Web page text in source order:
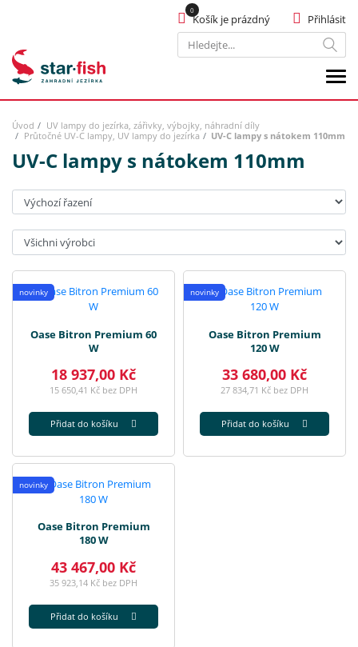
Hledat
Přihlásit
Košík je prázdný
Úvod
UV lampy do jezírka, zářivky, výbojky, náhradní díly
Průtočné UV-C lampy, UV lampy do jezírka
UV-C lampy s nátokem 110mm
UV-C lampy s nátokem 110mm
Seřadit:
Výrobci:
novinky
Oase Bitron Premium 60
W
18 937,00 Kč
15 650,41 Kč bez DPH
Přidat do košíku
novinky
Oase Bitron Premium
120 W
33 680,00 Kč
27 834,71 Kč bez DPH
Přidat do košíku
novinky
Oase Bitron Premium
180 W
43 467,00 Kč
35 923,14 Kč bez DPH
Přidat do košíku